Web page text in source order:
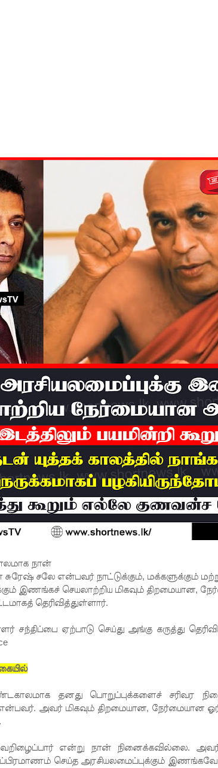
10 வீதம் மட்டுமே உள்நாட்டு உற்பத்தி -
நான்
சுரேஷ் சலே என்பவர் நாட்டுக்கும், மக்களுக்கும்
இணங்கச் செயலாற்றிய மிகவும் திறமையான,
தெரிவித்துள்ளார்.
சந்திப்பை ஏற்பாடு செய்து அங்கு கருத்து
தனது பொறுப்புக்களைச் சரிவர
அவர் மிகவும் திறமையான, நேர்மையான ஓர்
என்று நான் நினைக்கவில்லை. அவர்
செய்த அரசியலமைப்புக்கும்